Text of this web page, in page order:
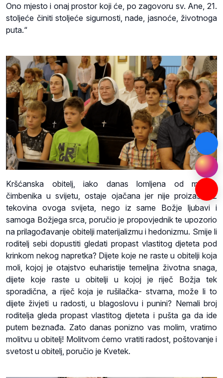
Ono mjesto i onaj prostor koji će, po zagovoru sv. Ane, 21.
stoljeće činiti stoljeće sigurnosti, nade, jasnoće, životnoga
puta.“
Kršćanska obitelj, iako danas lomljena od mnogo
čimbenika u svijetu, ostaje ojačana jer nije proizašla iz
tekovina ovoga svijeta, nego iz same Božje ljubavi i
samoga Božjega srca, poručio je propovjednik te upozorio
na prilagođavanje obitelji materijalizmu i hedonizmu. Smije li
roditelj sebi dopustiti gledati propast vlastitog djeteta pod
krinkom nekog napretka? Dijete koje ne raste u obitelji koja
moli, kojoj je otajstvo euharistije temeljna životna snaga,
dijete koje raste u obitelji u kojoj je riječ Božja tek
sporadična, a riječ koja je rušilačka- stvarna, može li to
dijete živjeti u radosti, u blagoslovu i punini? Nemali broj
roditelja gleda propast vlastitog djeteta i pušta ga da ide
putem beznađa. Zato danas ponizno vas molim, vratimo
molitvu u obitelj! Molitvom ćemo vratiti radost, poštovanje i
svetost u obitelj, poručio je Kvetek.